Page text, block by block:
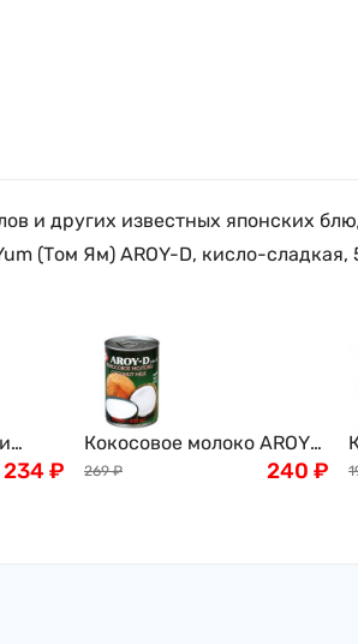
и других известных японских
(Том Ям) AROY-D, кисло-сладкая,
New
234₽
Кокосовое молоко AROY-
D, 400мл
269 ₽ 240 ₽